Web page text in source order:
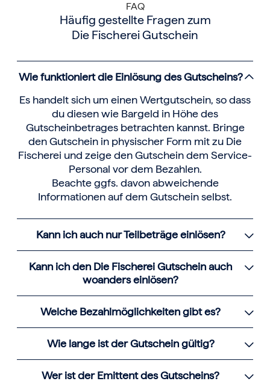
FAQ
Häufig gestellte Fragen zum
Die Fischerei Gutschein
Wie funktioniert die Einlösung des Gutscheins?
Es handelt sich um einen Wertgutschein, so dass
du diesen wie Bargeld in Höhe des
Gutscheinbetrages betrachten kannst. Bringe
den Gutschein in physischer Form mit zu Die
Fischerei und zeige den Gutschein dem Service-
Personal vor dem Bezahlen.
Beachte ggfs. davon abweichende
Informationen auf dem Gutschein selbst.
Kann ich auch nur Teilbeträge einlösen?
Kann ich den Die Fischerei Gutschein auch
woanders einlösen?
Welche Bezahlmöglichkeiten gibt es?
Wie lange ist der Gutschein gültig?
Wer ist der Emittent des Gutscheins?